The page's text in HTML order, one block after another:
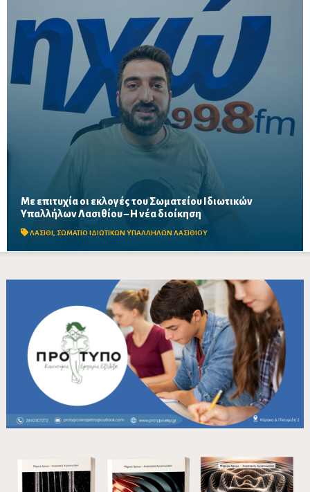
Με επιτυχία οι εκλογές του Σωματείου Ιδιωτικών
Υπαλλήλων Λασιθίου – Η νέα διοίκηση
ΛΑΣΙΘΙ, ΣΩΜΑΤΙΟ ΙΔΙΩΤΙΚΩΝ ΥΠΑΛΛΗΛΩΝ ΛΑΣΙΘΙΟΥ
Μαζική συμμετοχή εργαζομένων στις εκλογικές διαδικασίες σε
Άγιο Νικόλαο, Σητεία και Ιεράπετρα – Στο επίκεντρο οι
διεκδικήσεις για εργασιακά δικαιώματα, αυξήσεις...